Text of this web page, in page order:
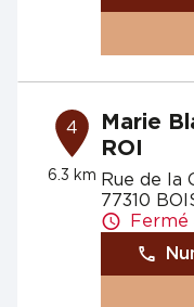
4
6.3 km
Marie
ROI
Rue de la
77310